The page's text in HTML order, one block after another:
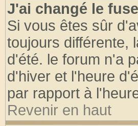
J'ai changé le
Si vous êtes sûr
toujours différente,
d'été. le forum n'a
d'hiver et l'heure
par rapport à
Revenir en haut